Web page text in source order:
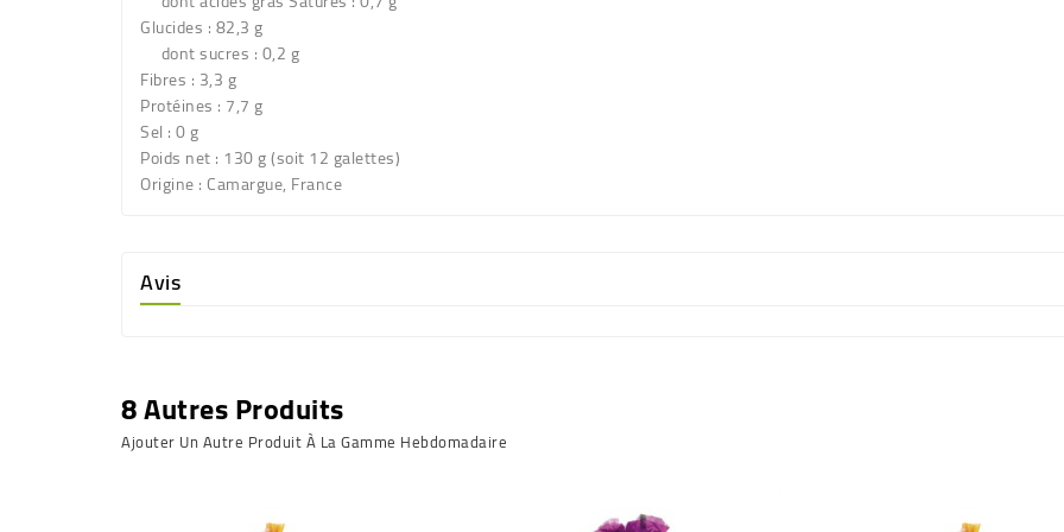
Glucides : 82,3 g
dont sucres : 0,2 g
Fibres : 3,3 g
Protéines : 7,7 g
Sel : 0 g
Poids net : 130 g (soit 12 galettes)
Origine : Camargue, France
Avis
8 Autres Produits
Ajouter Un Autre Produit À La Gamme Hebdomadaire